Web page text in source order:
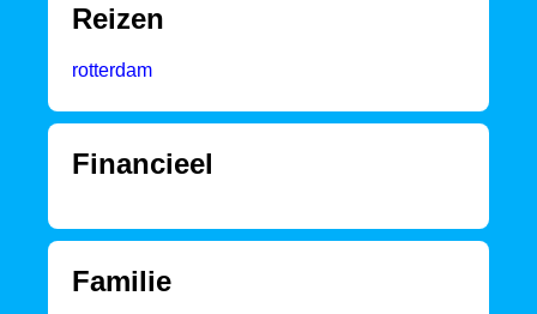
Reizen
rotterdam
Financieel
Familie